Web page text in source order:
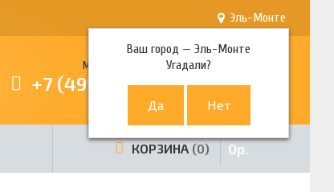
Эль-Монте
Ваш город —Эль-Монте
Угадали?
Многоканальный телефон
+7 (499) 380-80-80
КОРЗИНА 0 0р.